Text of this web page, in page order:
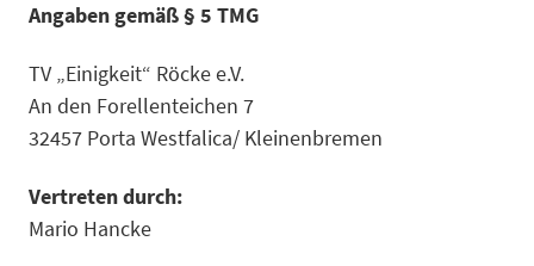
Angaben gemäß § 5 TMG
TV „Einigkeit“ Röcke e.V.
An den Forellenteichen 7
32457 Porta Westfalica/ Kleinenbremen
Vertreten durch:
Mario Hancke